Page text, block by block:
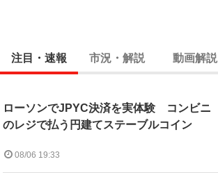
注目・速報 市況・解説 動画解説
ローソンでJPYC決済を実体験 コンビニ
のレジで払う円建てステーブルコイン
08/06 19:33